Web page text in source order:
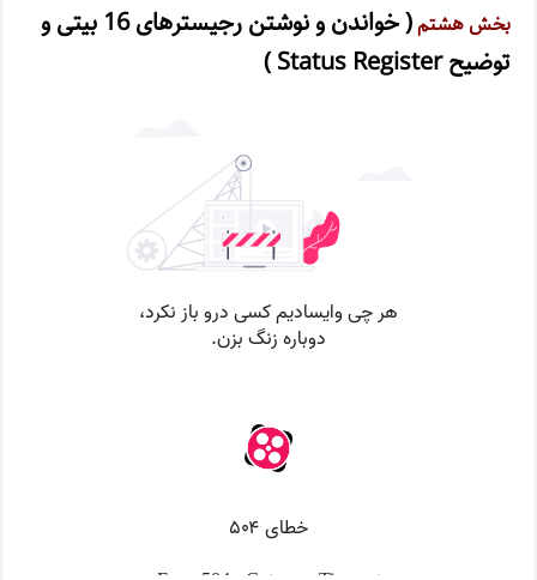
بخش هشتم
( خواندن و نوشتن رجیسترهای 16 بیتی و
توضیح Status Register )